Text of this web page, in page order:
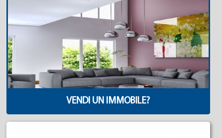
VENDI UN IMMOBILE?